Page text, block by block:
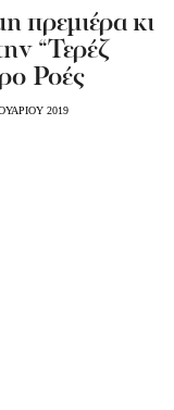
πρεμιέρα κι
“Τερέζ
Ροές
2019